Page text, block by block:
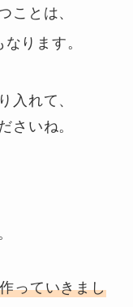
ことは、
なります。
入れて、
さいね。
っていきまし